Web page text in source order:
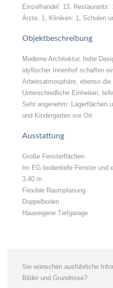
Einzelhandel: 13, Restaurants:
Ärzte: 1, Kliniken: 1, Schulen
Objektbeschreibung
Moderne Architektur, hohe
idyllischer Innenhof schaffen
Arbeitsatmosphäre, ebenso
Unterschiedliche Einheiten,
Sehr angenehm: Lagerflächen
und Kindergarten vor Ort
Ausstattung
Große Fensterflächen
Im EG bodentiefe Fenster und
3,40 m
Flexible Raumplanung
Doppelboden
Hauseigene Tiefgarage
Sie wünschen ausführliche
Bilder und Grundrisse?